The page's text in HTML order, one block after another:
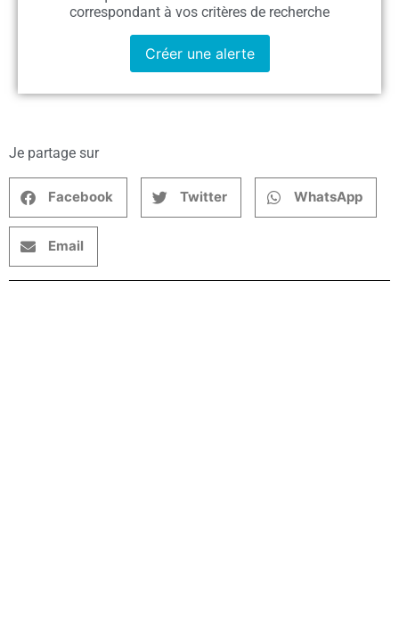
correspondant à vos critères de recherche
Créer une alerte
Je partage sur
Facebook Twitter WhatsApp
Email